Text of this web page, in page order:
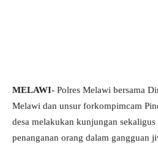
MELAWI- Polres Melawi bersama
Melawi dan unsur forkompimcam
desa melakukan kunjungan
penanganan orang dalam gangguan